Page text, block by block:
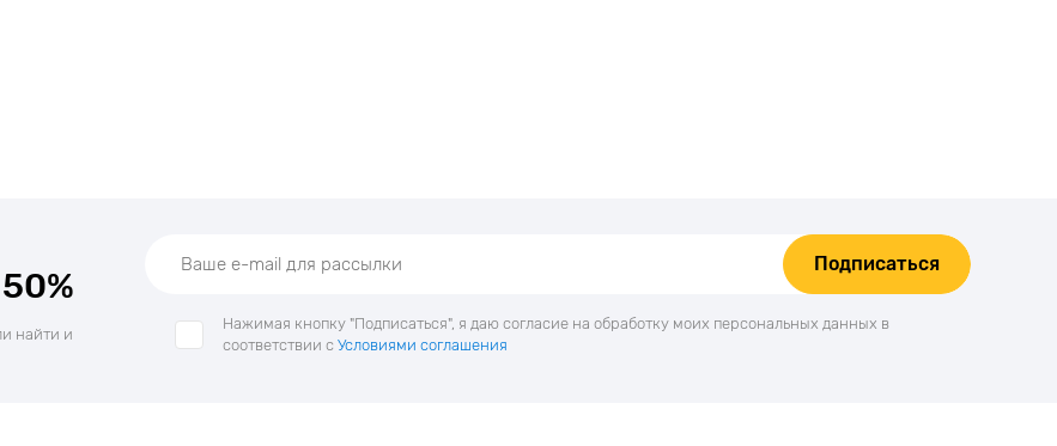
50%
найти и
Подписаться
Нажимая кнопку "Подписаться", я даю согласие на обработку моих персональных данных в
соответствии с Условиями соглашения